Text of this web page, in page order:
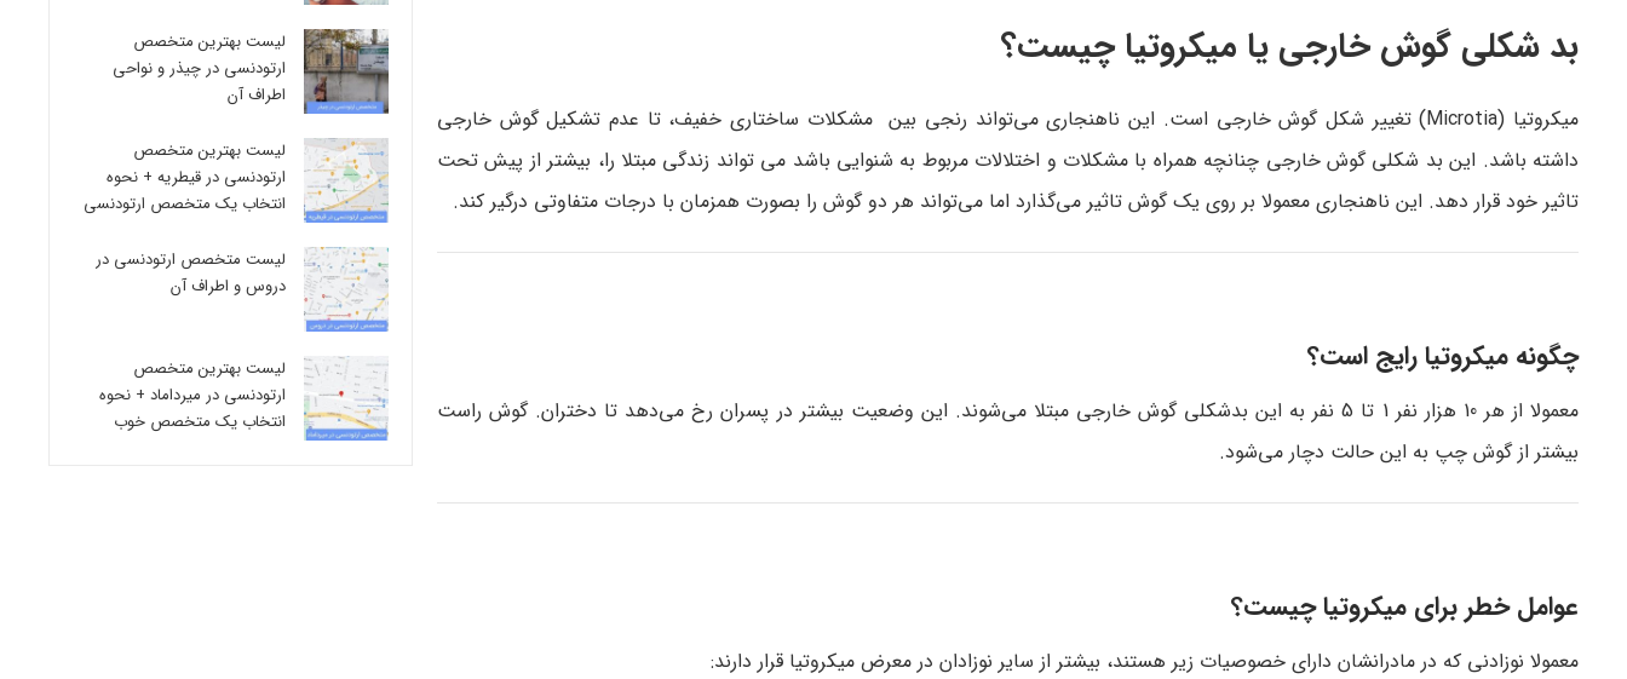
بد شکلی گوش خارجی یا میکروتیا چیست؟
میکروتیا (Microtia) تغییر شکل گوش خارجی است. این ناهنجاری می‌تواند رنجی بین مشکلات ساختاری خفیف، تا عدم تشکیل گوش خارجی
داشته باشد. این بد شکلی گوش خارجی چنانچه همراه با مشکلات و اختلالات مربوط به شنوایی باشد می تواند زندگی مبتلا را، بیشتر از پیش تحت
تاثیر خود قرار دهد. این ناهنجاری معمولا بر روی یک گوش تاثیر می‌گذارد اما می‌تواند هر دو گوش را بصورت همزمان با درجات متفاوتی درگیر کند.
چگونه میکروتیا رایج است؟
معمولا از هر 10 هزار نفر 1 تا 5 نفر به این بدشکلی گوش خارجی مبتلا می‌شوند. این وضعیت بیشتر در پسران رخ می‌دهد تا دختران. گوش راست
بیشتر از گوش چپ به این حالت دچار می‌شود.
عوامل خطر برای میکروتیا چیست؟
معمولا نوزادنی که در مادرانشان دارای خصوصیات زیر هستند، بیشتر از سایر نوزادان در معرض میکروتیا قرار دارند:
لیست بهترین متخصص
ارتودنسی در چیذر و نواحی
اطراف آن
لیست بهترین متخصص
ارتودنسی در قیطریه + نحوه
انتخاب یک متخصص ارتودنسی
لیست متخصص ارتودنسی در
دروس و اطراف آن
لیست بهترین متخصص
ارتودنسی در میرداماد + نحوه
انتخاب یک متخصص خوب